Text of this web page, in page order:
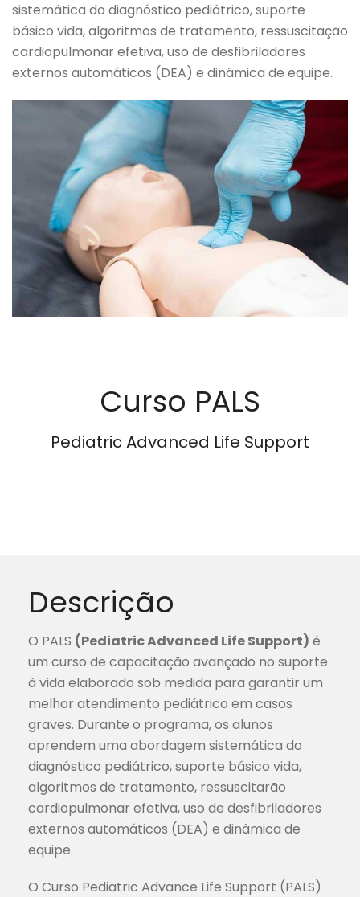
sistemática do diagnóstico pediátrico, suporte
básico vida, algoritmos de tratamento, ressuscitação
cardiopulmonar efetiva, uso de desfibriladores
externos automáticos (DEA) e dinâmica de equipe.
Curso PALS
Pediatric Advanced Life Support
Descrição
O PALS (Pediatric Advanced Life Support) é
um curso de capacitação avançado no suporte
à vida elaborado sob medida para garantir um
melhor atendimento pediátrico em casos
graves. Durante o programa, os alunos
aprendem uma abordagem sistemática do
diagnóstico pediátrico, suporte básico vida,
algoritmos de tratamento, ressuscitarão
cardiopulmonar efetiva, uso de desfibriladores
externos automáticos (DEA) e dinâmica de
equipe.
O Curso Pediatric Advance Life Support (PALS)